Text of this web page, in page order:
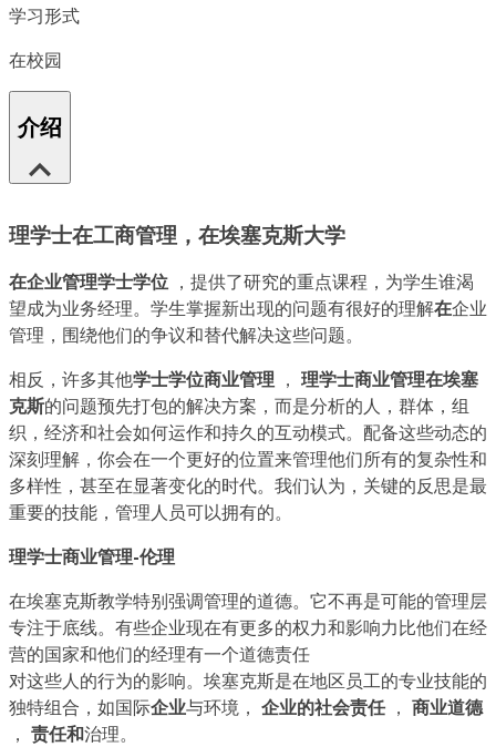
学习形式
在校园
介绍
理学士在工商管理，在埃塞克斯大学
在企业管理学士学位 ，提供了研究的重点课程，为学生谁渴
望成为业务经理。学生掌握新出现的问题有很好的理解在企业
管理，围绕他们的争议和替代解决这些问题。
相反，许多其他学士学位商业管理 ， 理学士商业管理在埃塞
克斯的问题预先打包的解决方案，而是分析的人，群体，组
织，经济和社会如何运作和持久的互动模式。配备这些动态的
深刻理解，你会在一个更好的位置来管理他们所有的复杂性和
多样性，甚至在显著变化的时代。我们认为，关键的反思是最
重要的技能，管理人员可以拥有的。
理学士商业管理-伦理
在埃塞克斯教学特别强调管理的道德。它不再是可能的管理层
专注于底线。有些企业现在有更多的权力和影响力比他们在经
营的国家和他们的经理有一个道德责任
对这些人的行为的影响。埃塞克斯是在地区员工的专业技能的
独特组合，如国际企业与环境， 企业的社会责任， 商业道德
， 责任和治理。